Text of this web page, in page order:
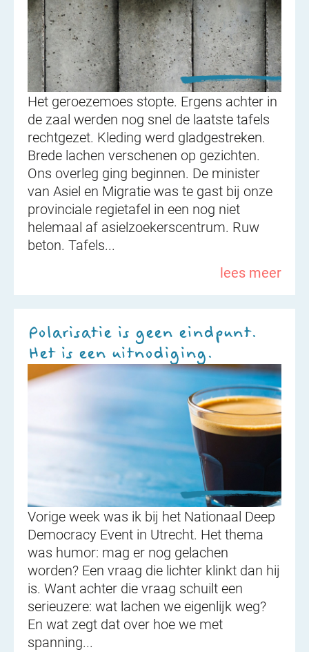
Het geroezemoes stopte. Ergens achter in
de zaal werden nog snel de laatste tafels
rechtgezet. Kleding werd gladgestreken.
Brede lachen verschenen op gezichten.
Ons overleg ging beginnen. De minister
van Asiel en Migratie was te gast bij onze
provinciale regietafel in een nog niet
helemaal af asielzoekerscentrum. Ruw
beton. Tafels...
lees meer
Polarisatie is geen eindpunt.
Het is een uitnodiging.
Vorige week was ik bij het Nationaal Deep
Democracy Event in Utrecht. Het thema
was humor: mag er nog gelachen
worden? Een vraag die lichter klinkt dan hij
is. Want achter die vraag schuilt een
serieuzere: wat lachen we eigenlijk weg?
En wat zegt dat over hoe we met
spanning...